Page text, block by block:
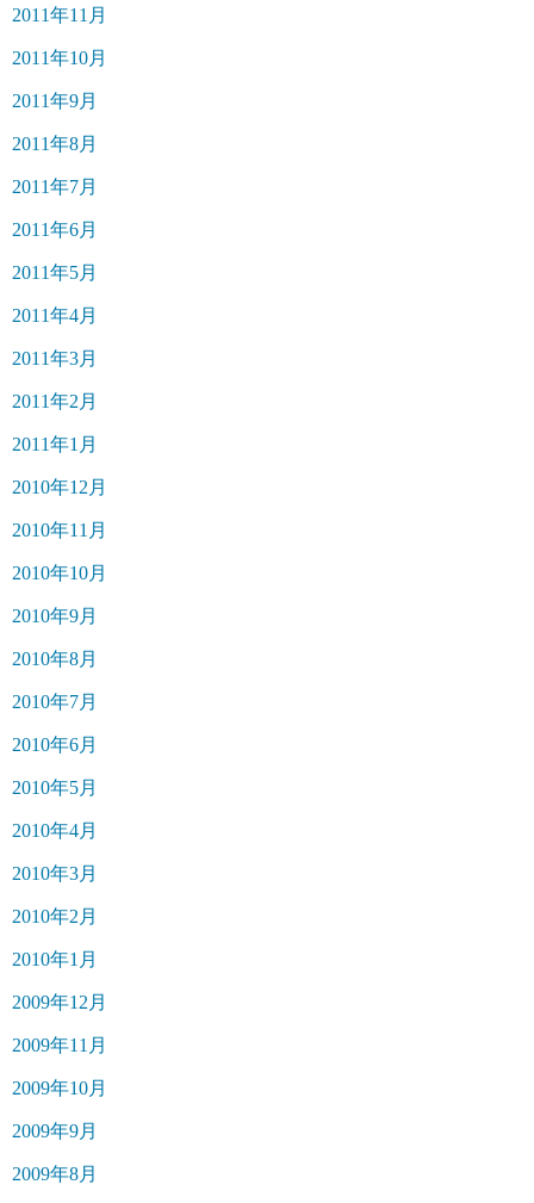
2011年11月
2011年10月
2011年9月
2011年8月
2011年7月
2011年6月
2011年5月
2011年4月
2011年3月
2011年2月
2011年1月
2010年12月
2010年11月
2010年10月
2010年9月
2010年8月
2010年7月
2010年6月
2010年5月
2010年4月
2010年3月
2010年2月
2010年1月
2009年12月
2009年11月
2009年10月
2009年9月
2009年8月